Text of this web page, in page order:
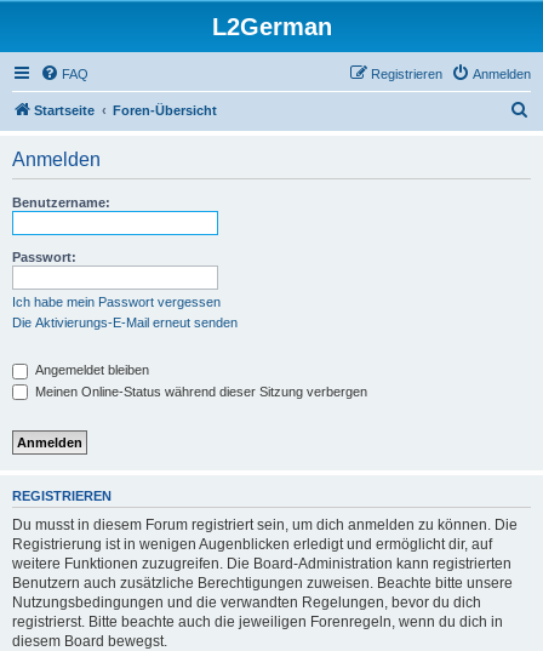
L2German
FAQ Anmelden
Registrieren
Startseite Foren-Übersicht
Anmelden
Benutzername:
Passwort:
Ich habe mein Passwort vergessen
Die Aktivierungs-E-Mail erneut senden
Angemeldet bleiben
Meinen Online-Status während dieser Sitzung verbergen
REGISTRIEREN
Du musst in diesem Forum registriert sein, um dich anmelden zu können. Die
Registrierung ist in wenigen Augenblicken erledigt und ermöglicht dir, auf
weitere Funktionen zuzugreifen. Die Board-Administration kann registrierten
Benutzern auch zusätzliche Berechtigungen zuweisen. Beachte bitte unsere
Nutzungsbedingungen und die verwandten Regelungen, bevor du dich
registrierst. Bitte beachte auch die jeweiligen Forenregeln, wenn du dich in
diesem Board bewegst.